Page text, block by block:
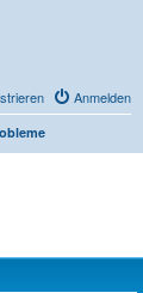
Anmelden